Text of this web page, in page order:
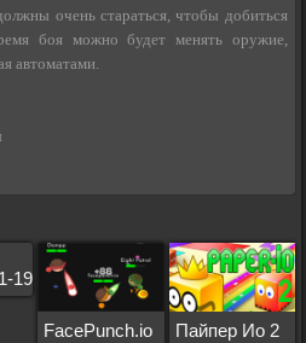
очень стараться, чтобы добиться
боя можно будет менять оружие,
автоматами.
1945
FacePunch.io Пайпер Ио 2